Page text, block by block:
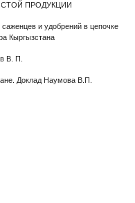
ПРОДУКЦИИ
и удобрений в цепочке
Кыргызстана
В. П.
Доклад Наумова В.П.